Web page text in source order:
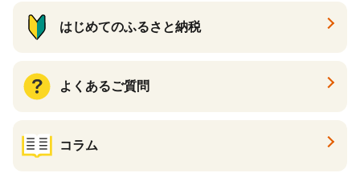
はじめてのふるさと納税
よくあるご質問
コラム